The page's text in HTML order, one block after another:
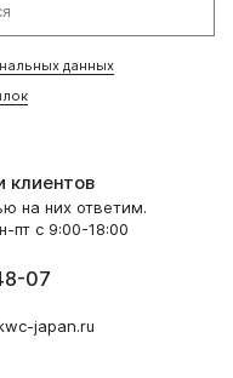
данных
клиентов
на них ответим.
пт с 9:00-18:00
07
japan.ru